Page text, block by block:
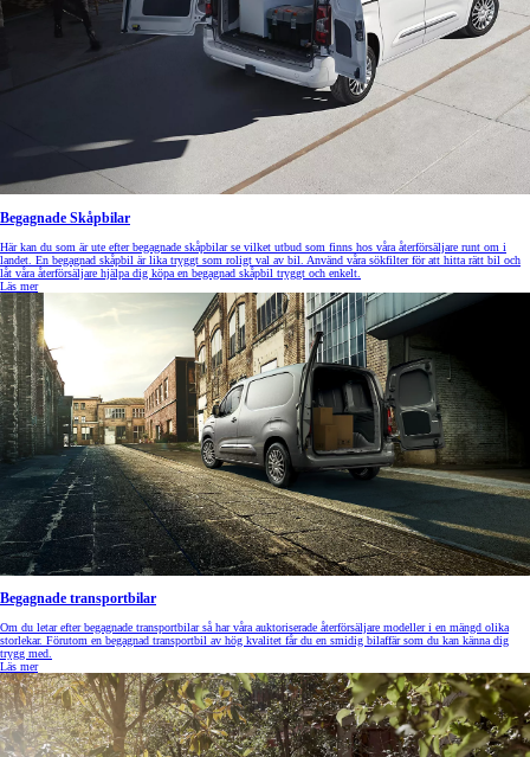
Begagnade Skåpbilar
Här kan du som är ute efter begagnade skåpbilar se vilket utbud som finns hos våra återförsäljare runt om i
landet. En begagnad skåpbil är lika tryggt som roligt val av bil. Använd våra sökfilter för att hitta rätt bil och
låt våra återförsäljare hjälpa dig köpa en begagnad skåpbil tryggt och enkelt.
Läs mer
Begagnade transportbilar
Om du letar efter begagnade transportbilar så har våra auktoriserade återförsäljare modeller i en mängd olika
storlekar. Förutom en begagnad transportbil av hög kvalitet får du en smidig bilaffär som du kan känna dig
trygg med.
Läs mer